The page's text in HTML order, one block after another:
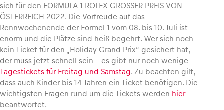
Fahrzeug
Alle anzeigen
sich für den FORMULA 1 ROLEX GROSSER PREIS VON
ÖSTERREICH 2022. Die Vorfreude auf das
Rennwochenende der Formel 1 vom 08. bis 10. Juli ist
enorm und die Plätze sind heiß begehrt. Wer sich noch
kein Ticket für den „Holiday Grand Prix“ gesichert hat,
der muss jetzt schnell sein – es gibt nur noch wenige
Tagestickets für Freitag und Samstag. Zu beachten gilt,
dass auch Kinder bis 14 Jahren ein Ticket benötigen. Die
wichtigsten Fragen rund um die Tickets werden hier
beantwortet.